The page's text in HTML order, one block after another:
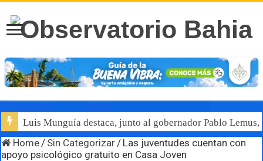
Luis Munguía destaca, junto al gobernador Pablo
Home / Sin Categorizar / Las juventudes cuentan con
apoyo psicológico gratuito en Casa Joven